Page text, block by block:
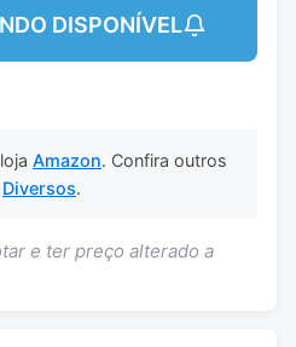
DISPONÍVEL
Amazon. Confira outros
Diversos.
e ter preço alterado a